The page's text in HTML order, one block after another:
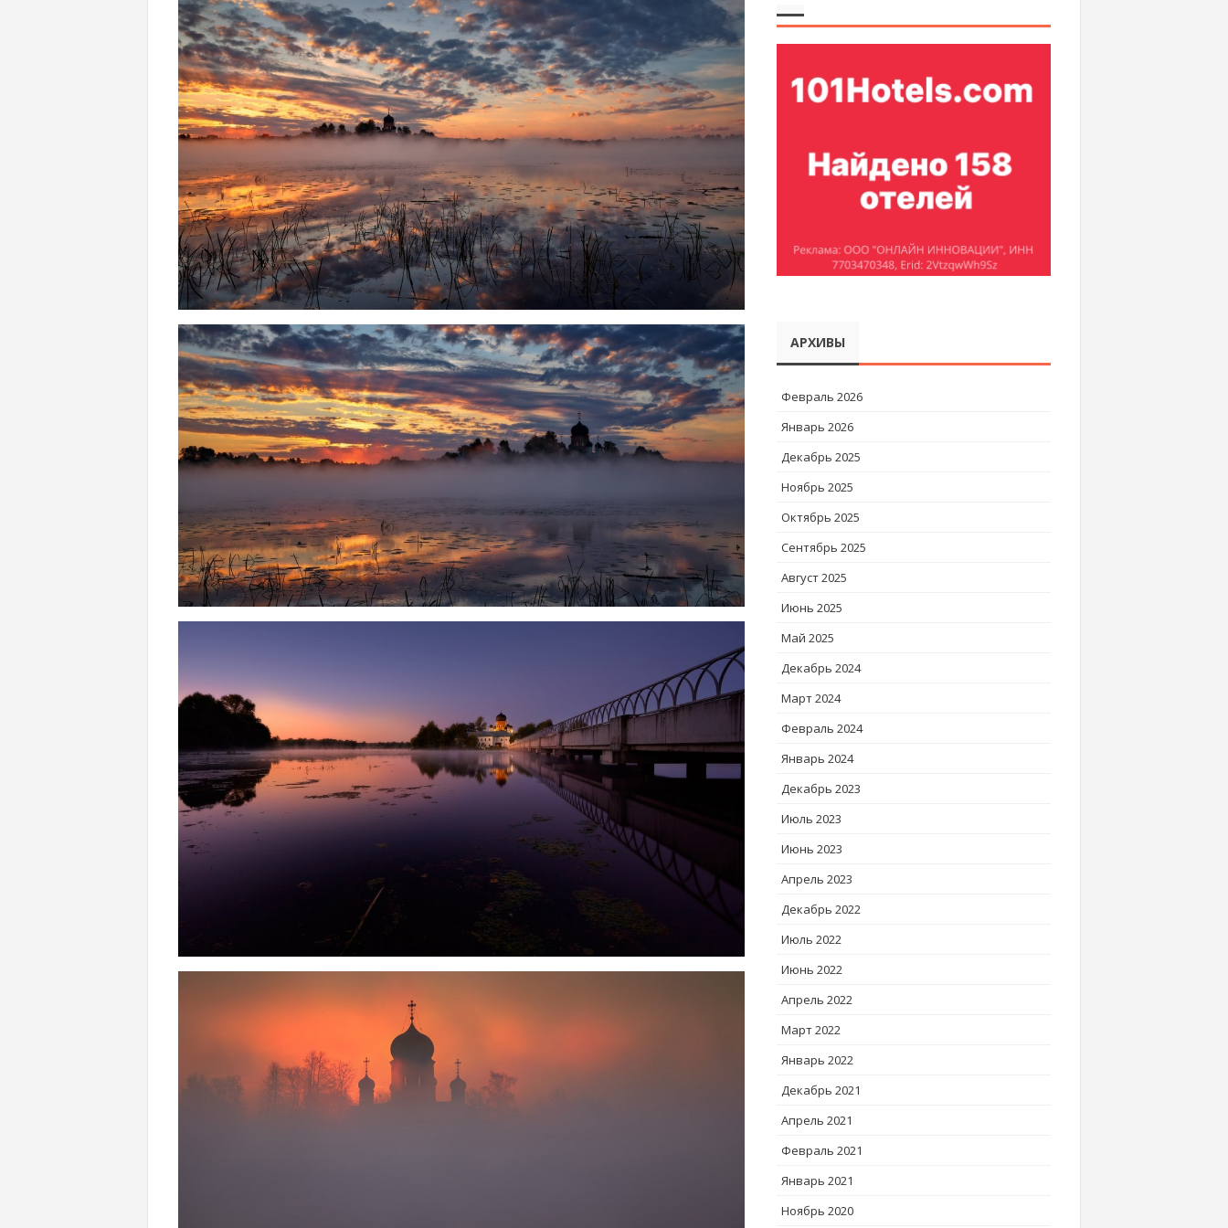
АРХИВЫ
Февраль 2026
Январь 2026
Декабрь 2025
Ноябрь 2025
Октябрь 2025
Сентябрь 2025
Август 2025
Июнь 2025
Май 2025
Декабрь 2024
Март 2024
Февраль 2024
Январь 2024
Декабрь 2023
Июль 2023
Июнь 2023
Апрель 2023
Декабрь 2022
Июль 2022
Июнь 2022
Апрель 2022
Март 2022
Январь 2022
Декабрь 2021
Апрель 2021
Февраль 2021
Январь 2021
Ноябрь 2020